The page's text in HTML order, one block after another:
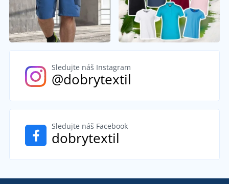
Sledujte náš Instagram
@dobrytextil
Sledujte náš Facebook
dobrytextil